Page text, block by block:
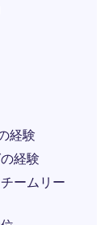
経験
経験
ームリー